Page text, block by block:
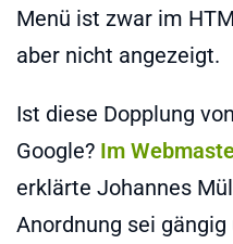
Menü ist zwar im
aber nicht angezeigt.
Ist diese Dopplung
Google? Im
erklärte Johannes
Anordnung sei